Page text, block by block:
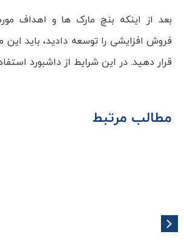
بعد از اینکه بنچ مارک ها و اهداف
فروش افزایشی را توسعه دادید، باید این
قرار دهید. در این شرایط از داشبورد
مطالب مرتبط